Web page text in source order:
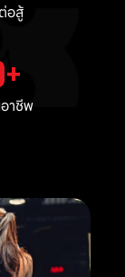
อสู้
าชีพ